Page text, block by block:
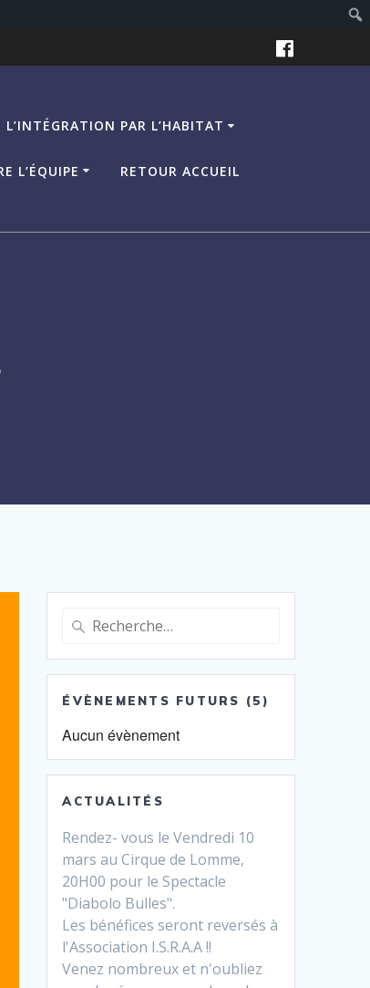
PAR L’HABITAT
L’ÉQUIPE RETOUR ACCUEIL
Recherche
:
ÉVÈNEMENTS FUTURS (5)
Aucun évènement
ACTUALITÉS
Rendez- vous le Vendredi 10
mars au Cirque de Lomme,
20H00 pour le Spectacle
"Diabolo Bulles".
Les bénéfices seront reversés à
l'Association I.S.R.A.A !!
Venez nombreux et n'oubliez